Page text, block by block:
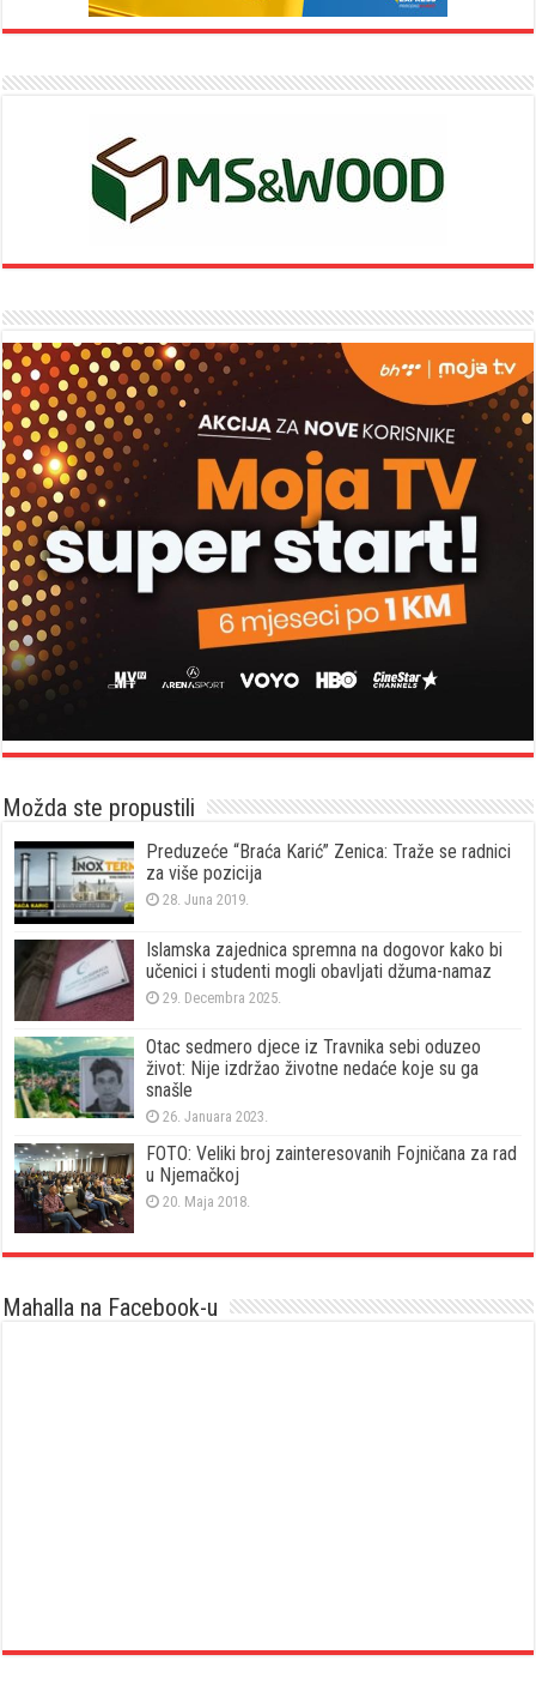
Možda ste propustili
Preduzeće “Braća Karić” Zenica: Traže se radnici
za više pozicija
28. Juna 2019.
Islamska zajednica spremna na dogovor kako bi
učenici i studenti mogli obavljati džuma-namaz
29. Decembra 2025.
Otac sedmero djece iz Travnika sebi oduzeo
život: Nije izdržao životne nedaće koje su ga
snašle
26. Januara 2023.
FOTO: Veliki broj zainteresovanih Fojničana za rad
u Njemačkoj
20. Maja 2018.
Mahalla na Facebook-u